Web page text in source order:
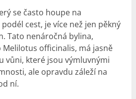
se často houpe na
cest, je více než jen pěkný
Tato nenáročná bylina,
Melilotus officinalis, má jasně
vůni, které jsou výmluvnými
ale opravdu záleží na
ní.